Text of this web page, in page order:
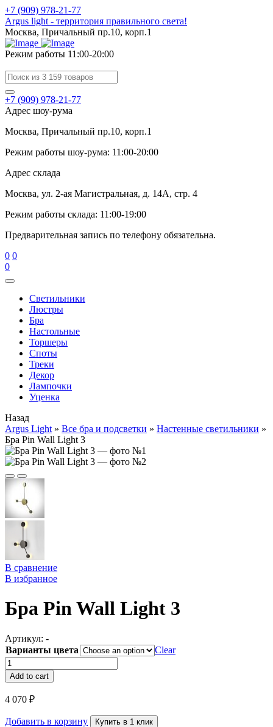
+7 (909) 978-21-77
Argus light - территория правильного света!
Москва, Причальный пр.10, корп.1
Режим работы 11:00-20:00
+7 (909) 978-21-77
Адрес шоу-рума
Москва, Причальный пр.10, корп.1
Режим работы шоу-рума: 11:00-20:00
Адрес склада
Москва, ул. 2-ая Магистральная, д. 14А, стр. 4
Режим работы склада: 11:00-19:00
Предварительная запись по телефону обязательна.
0 0
0
Cветильники
Люстры
Бра
Настольные
Торшеры
Споты
Треки
Декор
Лампочки
Уценка
Назад
Argus Light » Все бра и подсветки » Настенные светильники »
Бра Pin Wall Light 3
В сравнение
В избранное
Бра Pin Wall Light 3
Артикул: -
Варианты цвета
Clear
Бра
Pin
Wall
Light
3
quantity
Add to cart
4 070 ₽
Добавить в корзину Купить в 1 клик